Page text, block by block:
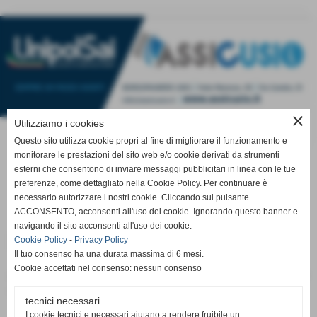
Pagina non trovata
Home
Pagina non trovata
Attenzione: la pagina richiesta non è più presente su questo
close
Utilizziamo i cookies
Questo sito utilizza cookie propri al fine di migliorare il funzionamento e
monitorare le prestazioni del sito web e/o cookie derivati da strumenti
esterni che consentono di inviare messaggi pubblicitari in linea con le tue
preferenze, come dettagliato nella Cookie Policy. Per continuare è
necessario autorizzare i nostri cookie. Cliccando sul pulsante
ACCONSENTO, acconsenti all'uso dei cookie. Ignorando questo banner e
navigando il sito acconsenti all'uso dei cookie.
Cookie Policy - Privacy Policy
Il tuo consenso ha una durata massima di 6 mesi.
Cookie accettati nel consenso: nessun consenso
tecnici necessari
I cookie tecnici e necessari aiutano a rendere fruibile un